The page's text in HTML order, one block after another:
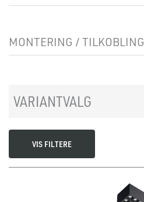
Sokkel
N/A
MONTERING / TILKOBLING
VARIANTVALG
VIS FILTERE